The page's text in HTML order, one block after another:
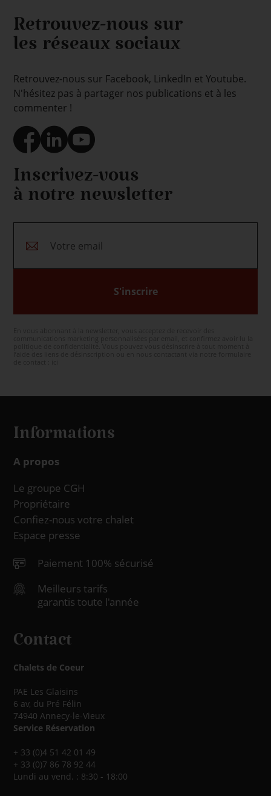
Retrouvez-nous sur
les réseaux sociaux
Retrouvez-nous sur Facebook, LinkedIn et Youtube.
N'hésitez pas à partager nos publications et à les
commenter !
Inscrivez-vous
à notre newsletter
S'inscrire
Informations
A propos
Le groupe CGH
Propriétaire
Confiez-nous votre chalet
Espace presse
Paiement 100% sécurisé
Meilleurs tarifs
garantis toute l'année
Contact
Chalets de Coeur
PAE Les Glaisins
6 av, du Pré Félin
74940 Annecy-le-Vieux
Service Réservation
+ 33 (0)4 51 42 01 49
+ 33 (0)7 86 78 92 44
Lundi au vend. : 8:30 - 18:00